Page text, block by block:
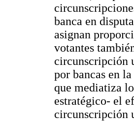
banca en
asignan
votantes
circunscripción
por bancas en
que mediatiza
estratégico- el
circunscripción